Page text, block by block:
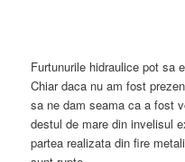
Furtunurile hidraulice pot sa
Chiar daca nu am fost
sa ne dam seama ca a fost
destul de mare din invelisul
partea realizata din fire